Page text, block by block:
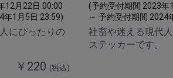
12月22日 00:00
年1月5日 23:59)
にぴったりの
￥220 (税込)
(予約受付期間 2023年
～ 予約受付期間 2024
社畜や迷える現代
ステッカーです。